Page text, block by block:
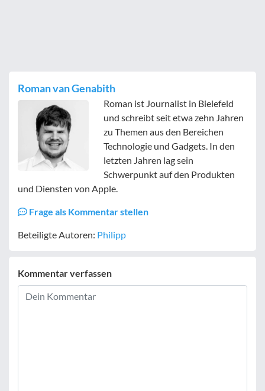
Roman van Genabith
Roman ist Journalist in Bielefeld
und schreibt seit etwa zehn Jahren
zu Themen aus den Bereichen
Technologie und Gadgets. In den
letzten Jahren lag sein
Schwerpunkt auf den Produkten
und Diensten von Apple.
Frage als Kommentar stellen
Beteiligte Autoren: Philipp
Kommentar verfassen